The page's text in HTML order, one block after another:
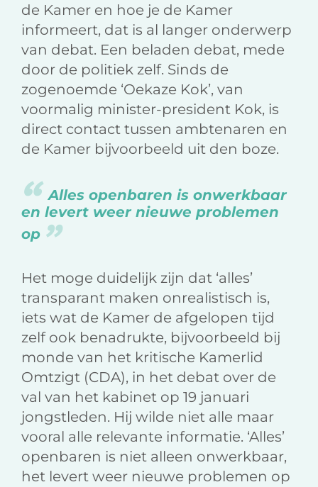
de Kamer en hoe je de Kamer
informeert, dat is al langer onderwerp
van debat. Een beladen debat, mede
door de politiek zelf. Sinds de
zogenoemde ‘Oekaze Kok’, van
voormalig minister-president Kok, is
direct contact tussen ambtenaren en
de Kamer bijvoorbeeld uit den boze.
Alles openbaren is onwerkbaar
en levert weer nieuwe problemen
op
Het moge duidelijk zijn dat ‘alles’
transparant maken onrealistisch is,
iets wat de Kamer de afgelopen tijd
zelf ook benadrukte, bijvoorbeeld bij
monde van het kritische Kamerlid
Omtzigt (CDA), in het debat over de
val van het kabinet op 19 januari
jongstleden. Hij wilde niet alle maar
vooral alle relevante informatie. ‘Alles’
openbaren is niet alleen onwerkbaar,
het levert weer nieuwe problemen op